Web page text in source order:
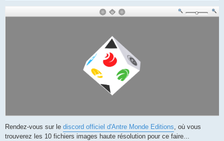
Rendez-vous sur le discord officiel d'Antre Monde Editions, où vous
trouverez les 10 fichiers images haute résolution pour ce faire...